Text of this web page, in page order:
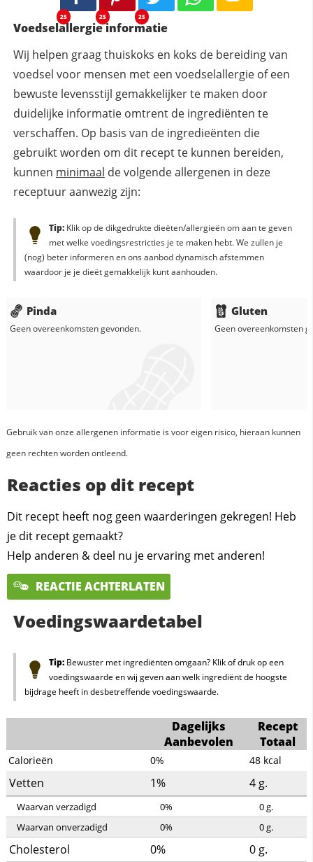
25 25 25
Voedselallergie informatie
Wij helpen graag thuiskoks en koks de bereiding van
voedsel voor mensen met een voedselallergie of een
bewuste levensstijl gemakkelijker te maken door
duidelijke informatie omtrent de ingrediënten te
verschaffen. Op basis van de ingredieënten die
gebruikt worden om dit recept te kunnen bereiden,
kunnen minimaal de volgende allergenen in deze
receptuur aanwezig zijn:
Tip:Klik op de dikgedrukte dieëten/allergieën om aan te geven
met welke voedingsrestricties je te maken hebt. We zullen je
(nog) beter informeren en ons aanbod dynamisch afstemmen
waardoor je je dieët gemakkelijk kunt aanhouden.
Pinda
Geen overeenkomsten gevonden.
Gluten
Geen overeenkomsten
Gebruik van onze allergenen informatie is voor eigen risico, hieraan kunnen
geen rechten worden ontleend.
Reacties op dit recept
Dit recept heeft nog geen waarderingen gekregen! Heb
je dit recept gemaakt?
Help anderen & deel nu je ervaring met anderen!
REACTIE ACHTERLATEN
Voedingswaardetabel
Tip:Bewuster met ingrediënten omgaan? Klik of druk op een
voedingswaarde en wij geven aan welk ingrediënt de hoogste
bijdrage heeft in desbetreffende voedingswaarde.
Dagelijks
Aanbevolen
Recept
Totaal
Calorieën 0% 48 kcal
Vetten 1% 4 g.
Waarvan verzadigd 0% 0g.
Waarvan onverzadigd
0% 0g.
Cholesterol 0% 0 g.